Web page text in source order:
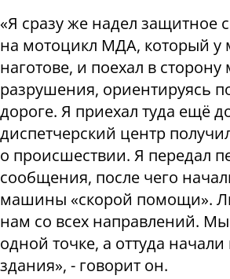
«Я сразу же надел защитное
на мотоцикл МДА, который у
наготове, и поехал в сторону
разрушения, ориентируясь
дороге. Я приехал туда ещё
диспетчерский центр
о происшествии. Я передал
сообщения, после чего
машины «скорой помощи».
нам со всех направлений.
одной точке, а оттуда
здания», - говорит он.